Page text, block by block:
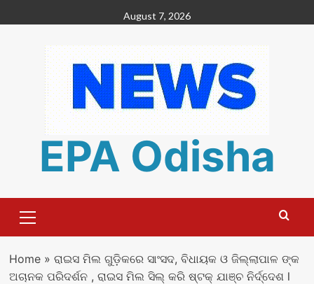
to
August 7, 2026
EPA Odisha
Menu
Home» ରାଇସ ମିଲ ଗୁଡ଼ିକରେ ସାଂସଦ, ବିଧାୟକ ଓ ଜିଲ୍ଲାପାଳ ଙ୍କ
ଅଚାନକ ପରିଦର୍ଶନ , ରାଇସ ମିଲ ସିଲ୍ କରି ଷ୍ଟକ୍ ଯାଞ୍ଚ ନିର୍ଦ୍ଦେଶ l